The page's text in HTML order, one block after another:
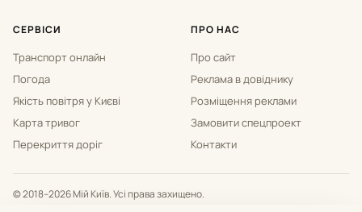
СЕРВІСИ
Транспорт онлайн
Погода
Якість повітря у Києві
Карта тривог
Перекриття доріг
ПРО НАС
Про сайт
Реклама в довіднику
Розміщення реклами
Замовити спецпроект
Контакти
© 2018–2026 Мій Київ. Усі права захищено.